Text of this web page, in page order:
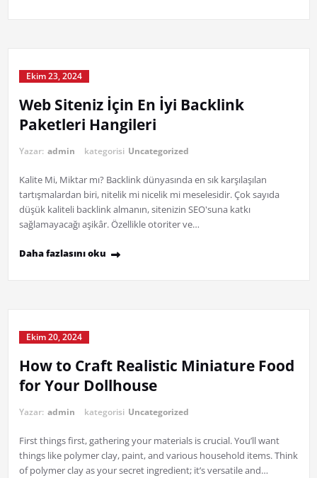
Ekim 23, 2024
Web Siteniz İçin En İyi Backlink
Paketleri Hangileri
Yazar: admin kategorisi Uncategorized
Kalite Mi, Miktar mı? Backlink dünyasında en sık karşılaşılan
tartışmalardan biri, nitelik mi nicelik mi meselesidir. Çok sayıda
düşük kaliteli backlink almanın, sitenizin SEO'suna katkı
sağlamayacağı aşikâr. Özellikle otoriter ve…
Daha fazlasını oku
Ekim 20, 2024
How to Craft Realistic Miniature Food
for Your Dollhouse
Yazar: admin kategorisi Uncategorized
First things first, gathering your materials is crucial. You’ll want
things like polymer clay, paint, and various household items. Think
of polymer clay as your secret ingredient; it’s versatile and…